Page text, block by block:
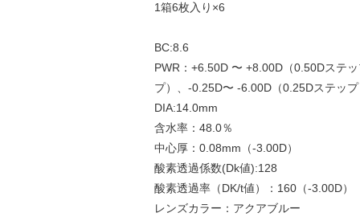
1箱6枚入り×6
BC:8.6
PWR：+6.50D 〜 +8.00D（0.50Dステ
プ）、-0.25D〜 -6.00D（0.25Dステッ
DIA:14.0mm
含水率：48.0％
中心厚：0.08mm（-3.00D）
酸素透過係数(Dk値):128
酸素透過率（DK/t値）：160（-3.00D）
レンズカラー：アクアブルー